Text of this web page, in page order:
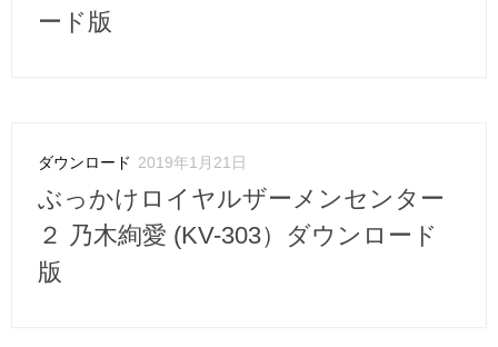
ード版
ダウンロード 2019年1月21日
ぶっかけロイヤルザーメンセンター
２ 乃木絢愛 (KV-303）ダウンロード
版